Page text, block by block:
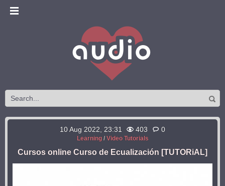
10 Aug 2022, 23:31 403 0
Learning/ Video Tutorials
Cursos online Curso de Ecualización [TUTORiAL]